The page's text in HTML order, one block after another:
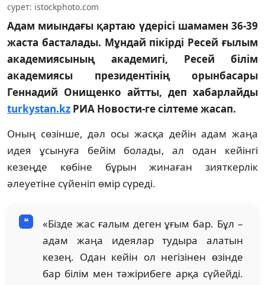
сурет: istockphoto.com
Адам миындағы қартаю үдерісі шамамен 36-39
жаста басталады. Мұндай пікірді Ресей ғылым
академиясының академигі, Ресей білім
академиясы президентінің орынбасары
Геннадий Онищенко айтты, деп хабарлайды
turkystan.kz РИА Новости-ге сілтеме жасап.
Оның сөзінше, дәл осы жасқа дейін адам жаңа
идея ұсынуға бейім болады, ал одан кейінгі
кезеңде көбіне бұрын жинаған зияткерлік
әлеуетіне сүйеніп өмір сүреді.
«Бізде жас ғалым деген ұғым бар. Бұл –
адам жаңа идеялар тудыра алатын
кезең. Одан кейін ол негізінен өзінде
бар білім мен тәжірибеге арқа сүйейді.